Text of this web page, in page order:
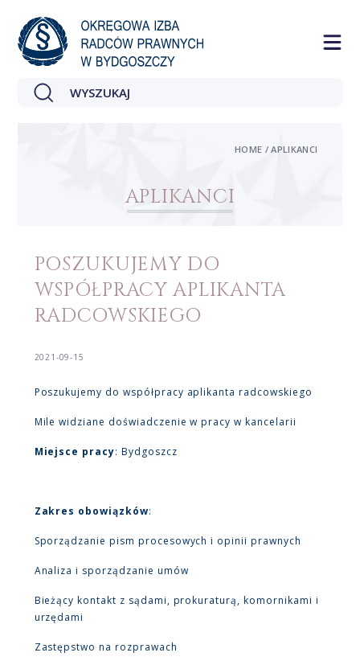
APLIKANCI
HOME / APLIKANCI
POSZUKUJEMY DO
WSPÓŁPRACY APLIKANTA
RADCOWSKIEGO
2021-09-15
Poszukujemy do współpracy aplikanta radcowskiego
Mile widziane doświadczenie w pracy w kancelarii
Miejsce pracy: Bydgoszcz
Zakres obowiązków:
Sporządzanie pism procesowych i opinii prawnych
Analiza i sporządzanie umów
Bieżący kontakt z sądami, prokuraturą, komornikami i
urzędami
Zastępstwo na rozprawach